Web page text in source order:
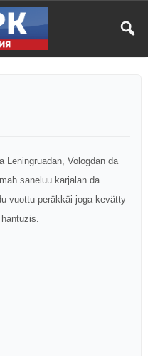
Leningruadan, Vologdan da
saneluu karjalan da
vuottu peräkkäi joga kevätty